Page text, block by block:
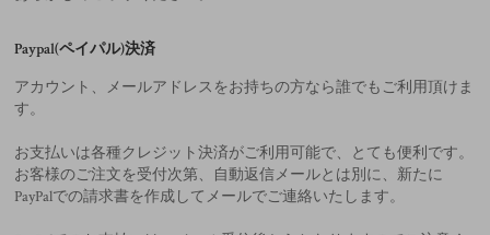
Paypal(ペイパル)決済
アカウント、メールアドレスをお持ちの方なら誰でもご利用頂けま
す。
お支払いは各種クレジット決済がご利用可能で、とても便利です。
お客様のご注文を受付次第、自動返信メールとは別に、新たに
PayPalでの請求書を作成してメールでご連絡いたします。